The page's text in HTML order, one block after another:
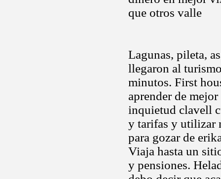
que otros valle
Lagunas, pileta,
llegaron al
minutos. First
aprender de
inquietud clavell
y tarifas y utilizar
para gozar de
Viaja hasta un
y pensiones.